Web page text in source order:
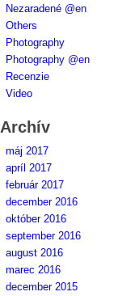
Nezaradené @en
Others
Photography
Photography @en
Recenzie
Video
Archív
máj 2017
apríl 2017
február 2017
december 2016
október 2016
september 2016
august 2016
marec 2016
december 2015